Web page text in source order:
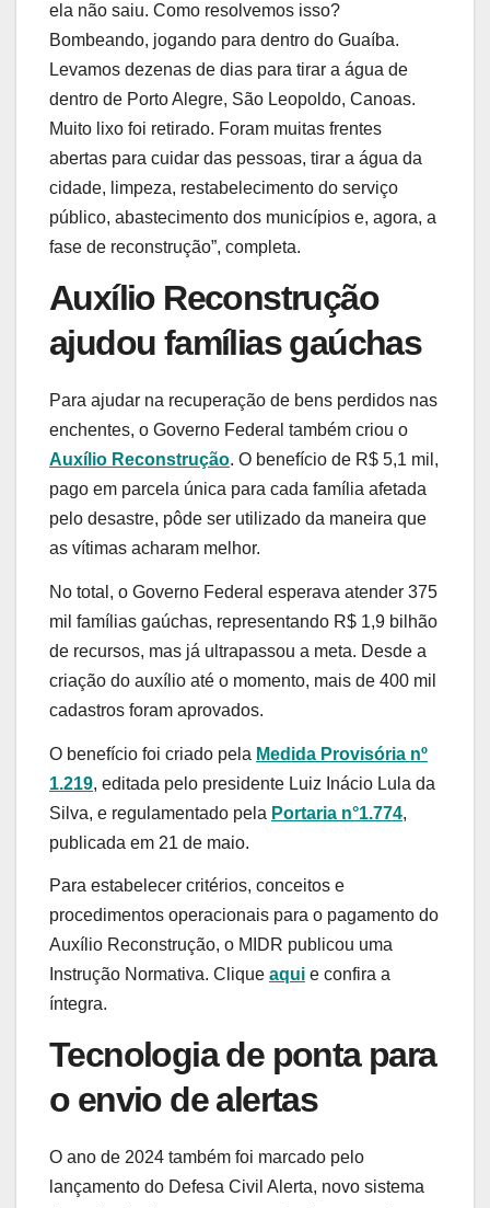
ela não saiu. Como resolvemos isso?
Bombeando, jogando para dentro do Guaíba.
Levamos dezenas de dias para tirar a água de
dentro de Porto Alegre, São Leopoldo, Canoas.
Muito lixo foi retirado. Foram muitas frentes
abertas para cuidar das pessoas, tirar a água da
cidade, limpeza, restabelecimento do serviço
público, abastecimento dos municípios e, agora, a
fase de reconstrução”, completa.
Auxílio Reconstrução
ajudou famílias gaúchas
Para ajudar na recuperação de bens perdidos nas
enchentes, o Governo Federal também criou o
Auxílio Reconstrução. O benefício de R$ 5,1 mil,
pago em parcela única para cada família afetada
pelo desastre, pôde ser utilizado da maneira que
as vítimas acharam melhor.
No total, o Governo Federal esperava atender 375
mil famílias gaúchas, representando R$ 1,9 bilhão
de recursos, mas já ultrapassou a meta. Desde a
criação do auxílio até o momento, mais de 400 mil
cadastros foram aprovados.
O benefício foi criado pela Medida Provisória nº
1.219, editada pelo presidente Luiz Inácio Lula da
Silva, e regulamentado pela Portaria n°1.774,
publicada em 21 de maio.
Para estabelecer critérios, conceitos e
procedimentos operacionais para o pagamento do
Auxílio Reconstrução, o MIDR publicou uma
Instrução Normativa. Clique aqui e confira a
íntegra.
Tecnologia de ponta para
o envio de alertas
O ano de 2024 também foi marcado pelo
lançamento do Defesa Civil Alerta, novo sistema